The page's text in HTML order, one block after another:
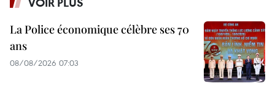
La Police économique célèbre ses 70
ans
08/08/2026 07:03